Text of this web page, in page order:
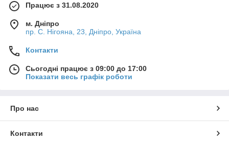
Працює з 31.08.2020
м. Дніпро
пр. С. Нігояна, 23, Дніпро, Україна
Контакти
Сьогодні працює з 09:00 до 17:00
Показати весь графік роботи
Про нас
Контакти